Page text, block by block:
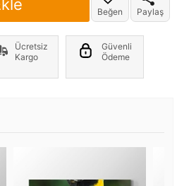
Beğen Paylaş
Ücretsiz
Kargo
Güvenli
Ödeme